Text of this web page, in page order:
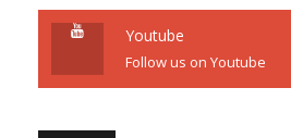
Youtube
Follow us on Youtube